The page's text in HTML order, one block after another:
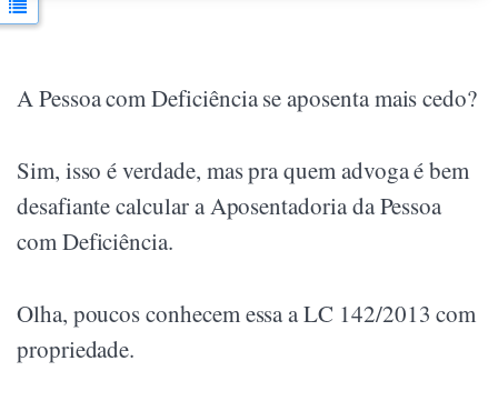
A Pessoa com Deficiência se aposenta mais cedo?
Sim, isso é verdade, mas pra quem advoga é bem
desafiante calcular a Aposentadoria da Pessoa
com Deficiência.
Olha, poucos conhecem essa a LC 142/2013 com
propriedade.